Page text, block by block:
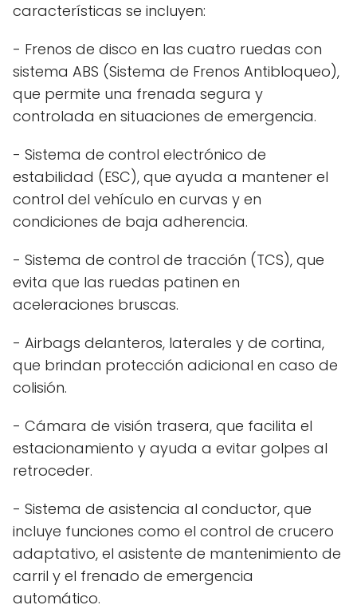
características se incluyen:
- Frenos de disco en las cuatro ruedas con
sistema ABS (Sistema de Frenos Antibloqueo),
que permite una frenada segura y
controlada en situaciones de emergencia.
- Sistema de control electrónico de
estabilidad (ESC), que ayuda a mantener el
control del vehículo en curvas y en
condiciones de baja adherencia.
- Sistema de control de tracción (TCS), que
evita que las ruedas patinen en
aceleraciones bruscas.
- Airbags delanteros, laterales y de cortina,
que brindan protección adicional en caso de
colisión.
- Cámara de visión trasera, que facilita el
estacionamiento y ayuda a evitar golpes al
retroceder.
- Sistema de asistencia al conductor, que
incluye funciones como el control de crucero
adaptativo, el asistente de mantenimiento de
carril y el frenado de emergencia
automático.